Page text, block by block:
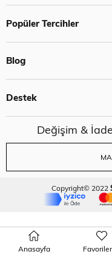
Popüler Tercihler
Blog
Destek
Değişim & İade
Copyright© 2022
Anasayfa